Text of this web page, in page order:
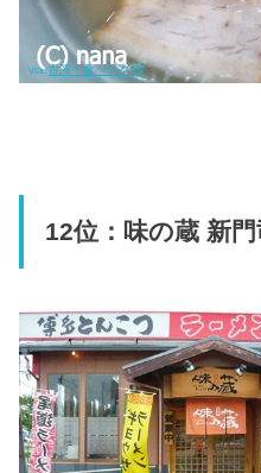
via.古潭｜食べログ
12位：味の蔵 新門